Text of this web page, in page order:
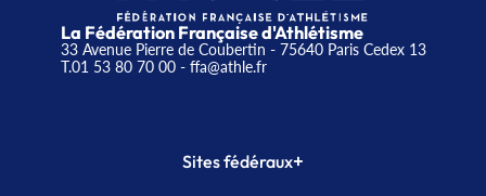
La Fédération Française d'Athlétisme
33 Avenue Pierre de Coubertin - 75640 Paris Cedex 13
T.01 53 80 70 00- ffa@athle.fr
Sites fédéraux+